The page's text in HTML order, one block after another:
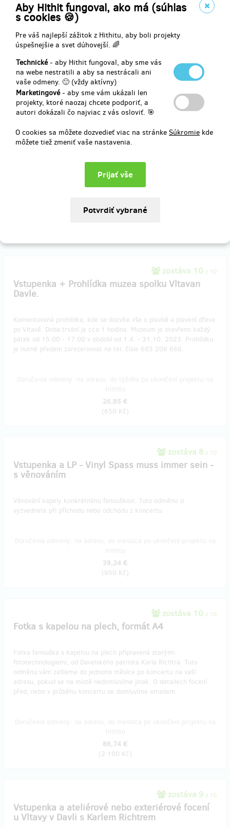
Aby Hithit fungoval, ako má (súhlas
s cookies 🍪)
Pre váš najlepší zážitok z Hithitu, aby boli projekty
úspešnejšie a svet dúhovejší. 🌈
Technické- aby Hithit fungoval, aby sme vás
na webe nestratili a aby sa nestrácali ani
vaše odmeny. 🙂 (vždy aktívny)
Marketingové- aby sme vám ukázali len
projekty, ktoré naozaj chcete podporiť, a
autori dokázali čo najviac z vás osloviť. 🎯
O cookies sa môžete dozvedieť viac na stránke Súkromie kde
môžete tiež zmeniť vaše nastavenia.
příchodu nebo odchodu z koncertu.
Doručenia odmeny: do týždňa po ukončení projektu na Hithitu
24,78 €
(
600 Kč)
zostáva 9
věnováním
Hithitu
zostáva 10 z 10
Vstupenka + Prohlídka muzea spolku Vltavan
Davle.
Komentovaná prohlídka, kde se dozvíte vše o plavbě a plavení dřeva
po Vltavě. Doba trvání je cca 1 hodina. Muzeum je otevřeno každý
pátek od 15.00 - 17.00 v období od 1.4. - 31.10. 2023. Prohlídku
je nutné předem zarezervovat na tel. čísle 603 208 666.
26,85 €
(650 Kč)
zostáva 8 z 10
Vstupenka a LP - Vinyl Spass muss immer sein -
s věnováním
Věnování kapely konkrétnímu fanouškovi. Tuto odměnu si
vyzvednete při příchodu nebo odchodu z koncertu.
39,24 €
(950 Kč)
zostáva 10 z 10
Fotka s kapelou na plech, formát A4
Fotka fanouška s kapelou na plech připravená starými
fototechnologiemi, od Davelského patriota Karla Richtra. Tuto
odměnu vám zašleme do jednoho měsíce po koncertu na vaší
adresu, pokud se na místě nedomluvíme jinak. O detailech focení
před, nebo v průběhu koncertu se domluvíme emailem.
86,74 €
(2 100 Kč)
zostáva 9 z 10
Vstupenka a ateliérové nebo exteriérové focení
u Vltavy v Davli s Karlem Richtrem